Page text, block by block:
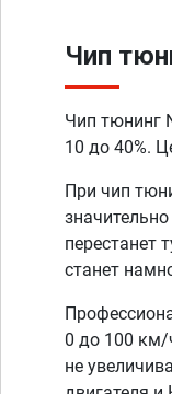
Чип
Чип тюнинг
10 до 40%.
При чип
перестанет
станет
0 до 100 км/
не